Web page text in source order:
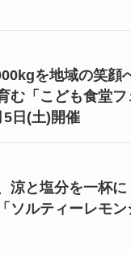
を地域の笑
む「こども食堂
5日(土)開催
涼と塩分を一杯に
ソルティーレモ